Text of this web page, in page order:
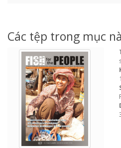
Các tệp trong mục